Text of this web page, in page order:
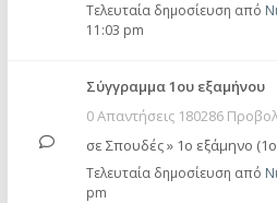
Τελευταία δημοσίευση από
11:03 pm
Σύγγραμμα 1ου εξαμήνου
0 Απαντήσεις 180286
σε Σπουδές» 1ο εξάμηνο
Τελευταία δημοσίευση από
pm